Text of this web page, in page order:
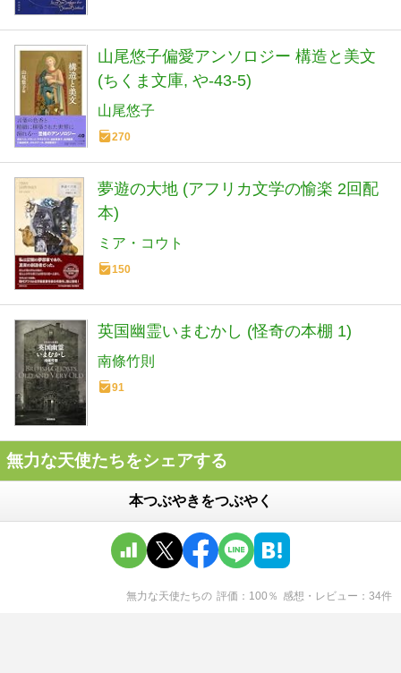
山尾悠子偏愛アンソロジー 構造と美文
(ちくま文庫, や-43-5)
山尾悠子
270
夢遊の大地 (アフリカ文学の愉楽 2回配
本)
ミア・コウト
150
英国幽霊いまむかし (怪奇の本棚 1)
南條竹則
91
無力な天使たちをシェアする
本つぶやきをつぶやく
無力な天使たちの 評価 100 ％ 感想・レビュー 34件